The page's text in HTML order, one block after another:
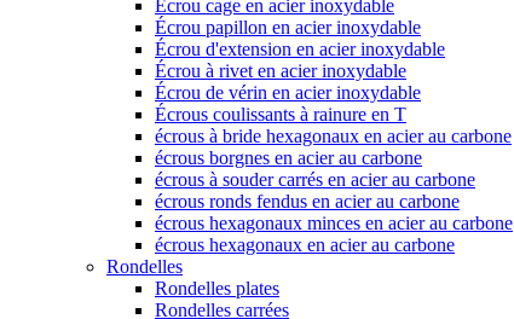
Écrou cage en acier inoxydable
Écrou papillon en acier inoxydable
Écrou d'extension en acier inoxydable
Écrou à rivet en acier inoxydable
Écrou de vérin en acier inoxydable
Écrous coulissants à rainure en T
écrous à bride hexagonaux en acier au carbone
écrous borgnes en acier au carbone
écrous à souder carrés en acier au carbone
écrous ronds fendus en acier au carbone
écrous hexagonaux minces en acier au carbone
écrous hexagonaux en acier au carbone
Rondelles
Rondelles plates
Rondelles carrées